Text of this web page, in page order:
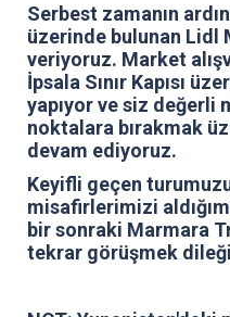
Serbest zamanın
üzerinde bulunan Lidl
veriyoruz. Market
İpsala Sınır Kapısı
yapıyor ve siz değerli
noktalara bırakmak
devam ediyoruz.
Keyifli geçen
misafirlerimizi
bir sonraki Marmara
tekrar görüşmek